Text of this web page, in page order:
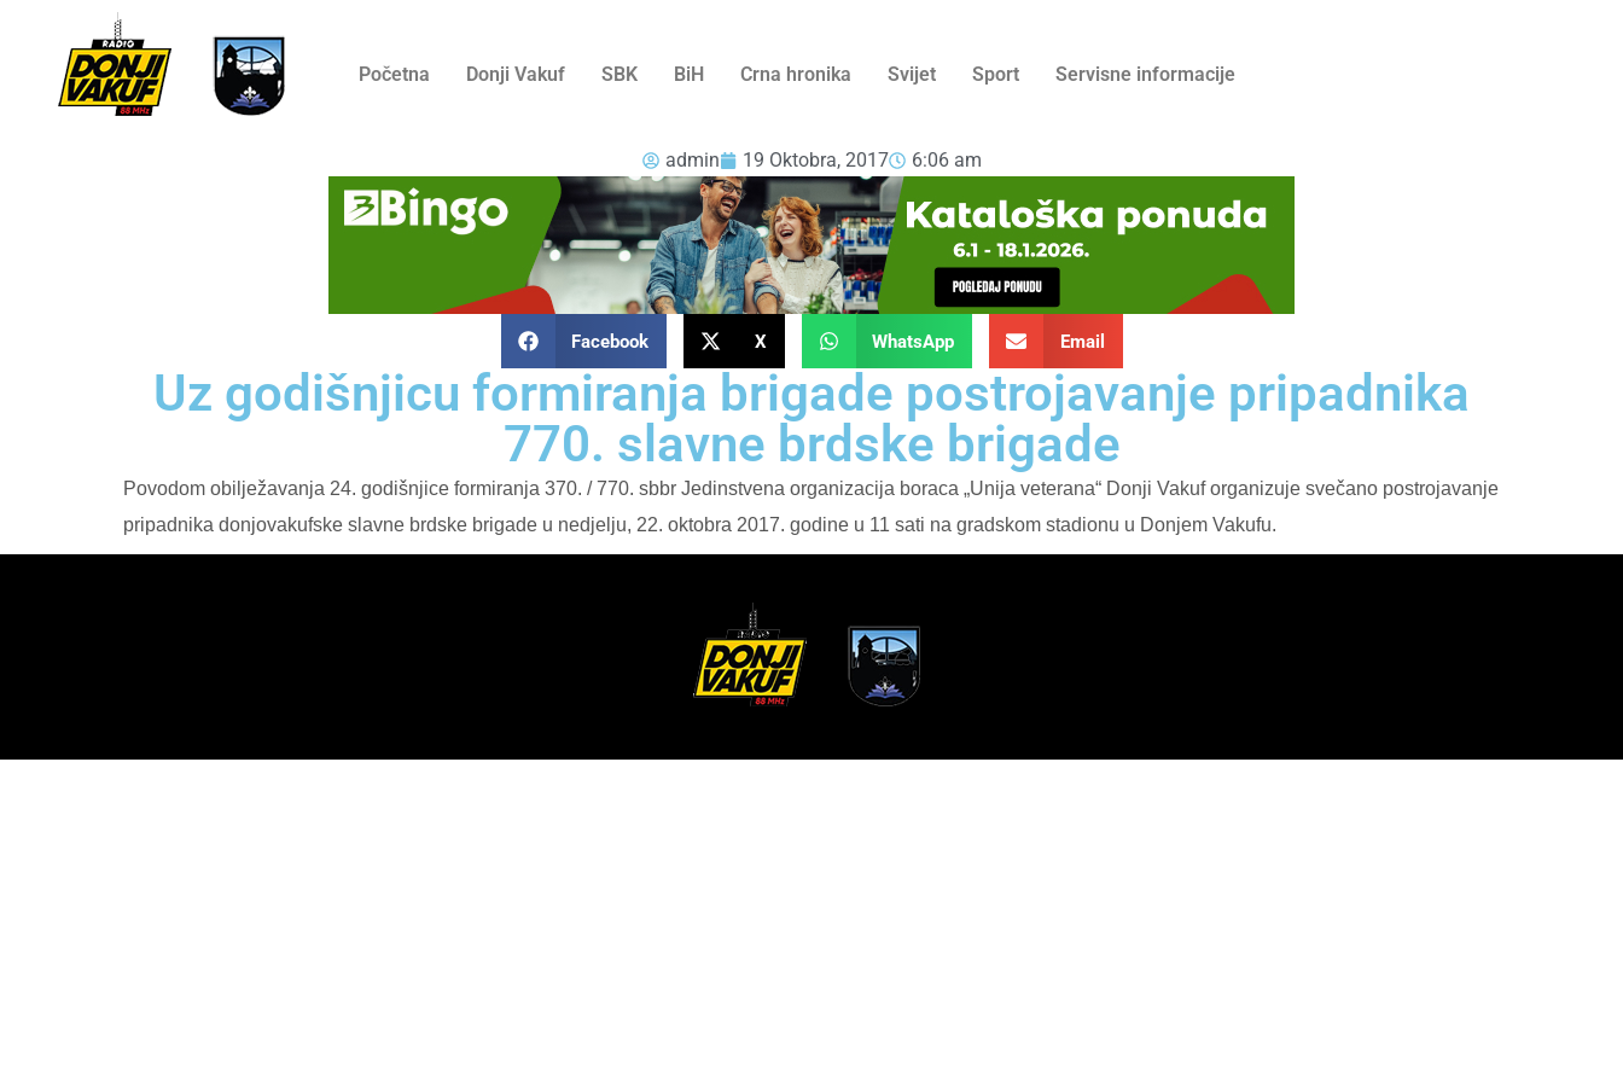
Početna Donji Vakuf SBK BiH Crna hronika Svijet Sport Servisne informacije
admin 19 Oktobra, 2017 6:06 am
Facebook X WhatsApp Email
Uz godišnjicu formiranja brigade postrojavanje pripadnika
770. slavne brdske brigade
Povodom obilježavanja 24. godišnjice formiranja 370. / 770. sbbr Jedinstvena organizacija boraca „Unija veterana“ Donji Vakuf organizuje svečano postrojavanje
pripadnika donjovakufske slavne brdske brigade u nedjelju, 22. oktobra 2017. godine u 11 sati na gradskom stadionu u Donjem Vakufu.